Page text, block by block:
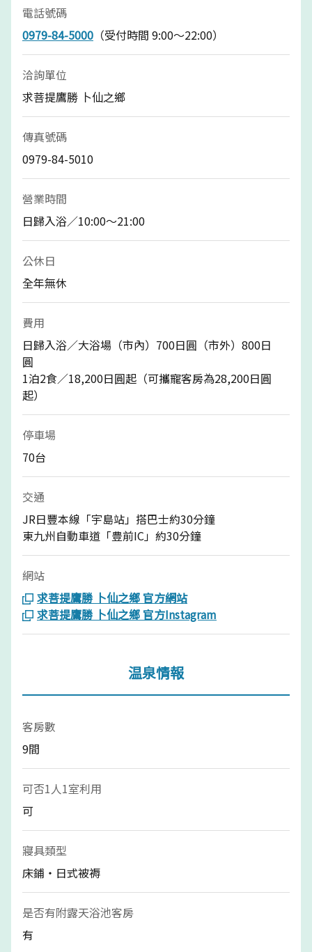
電話號碼
0979-84-5000 （受付時間 9:00～22:00）
洽詢單位
求菩提鷹勝 卜仙之鄉
傳真號碼
0979-84-5010
營業時間
日歸入浴／10:00～21:00
公休日
全年無休
費用
日歸入浴／大浴場（市內）700日圓（市外）800日
圓
1泊2食／18,200日圓起（可攜寵客房為28,200日圓
起）
停車場
70台
交通
JR日豐本線「宇島站」搭巴士約30分鐘
東九州自動車道「豊前IC」約30分鐘
網站
求菩提鷹勝 卜仙之鄉 官方網站
求菩提鷹勝 卜仙之鄉 官方Instagram
温泉情報
客房數
9間
可否1人1室利用
可
寢具類型
床鋪・日式被褥
是否有附露天浴池客房
有